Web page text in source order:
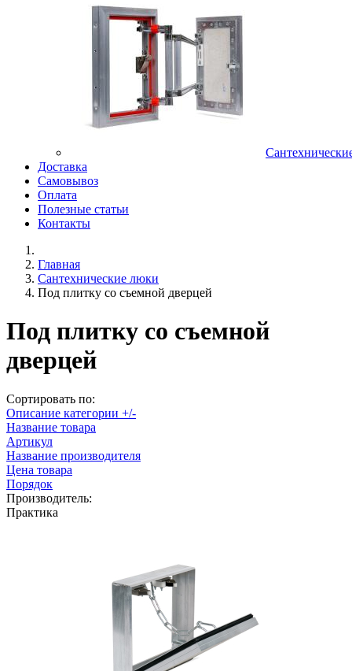
Доставка
Самовывоз
Оплата
Полезные статьи
Контакты
Главная
Сантехнические люки
Под плитку со съемной дверцей
Под плитку со съемной
дверцей
Сортировать по:
Описание категории +/-
Название товара
Артикул
Название производителя
Цена товара
Порядок
Производитель:
Практика